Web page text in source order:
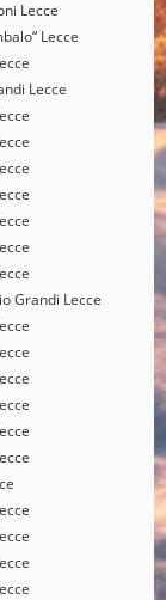
Lecce
Lecce
Lecce
Grandi Lecce